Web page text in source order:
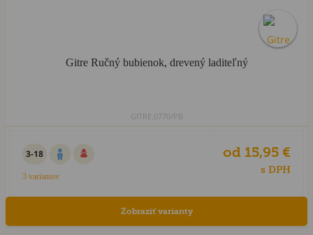
Gitre Ručný bubienok, drevený laditeľný
GITRE.0770/PB
3-18
3 variantov
od 15,95 €
s DPH
Zobraziť varianty